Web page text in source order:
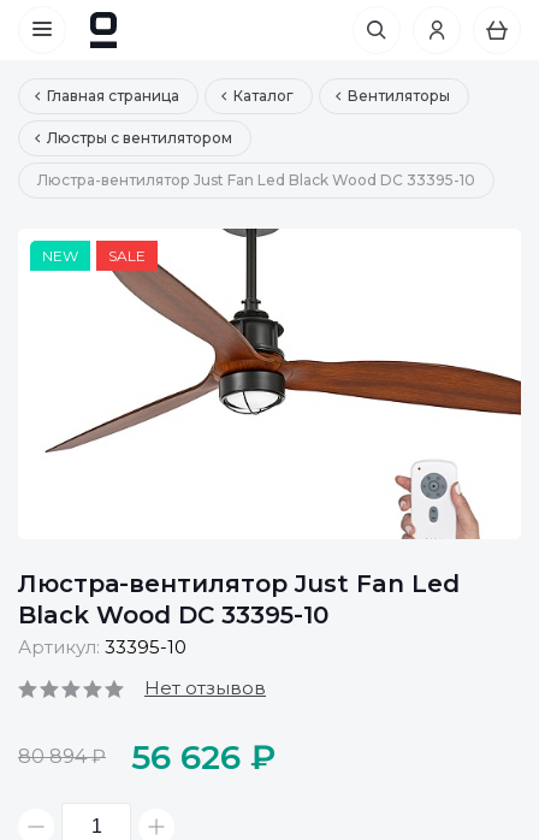
Главная страница Каталог Вентиляторы
Люстры с вентилятором
Люстра-вентилятор Just Fan Led Black Wood DC 33395-10
NEW SALE
Люстра-вентилятор Just Fan Led
Black Wood DC 33395-10
Артикул: 33395-10
Нет отзывов
80 894 ₽ 56 626 ₽